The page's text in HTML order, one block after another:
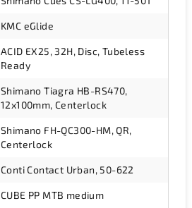
KMC eGlide
ACID EX25, 32H, Disc, Tubeless
Ready
Shimano Tiagra HB-RS470,
12x100mm, Centerlock
Shimano FH-QC300-HM, QR,
Centerlock
Conti Contact Urban, 50-622
CUBE PP MTB medium